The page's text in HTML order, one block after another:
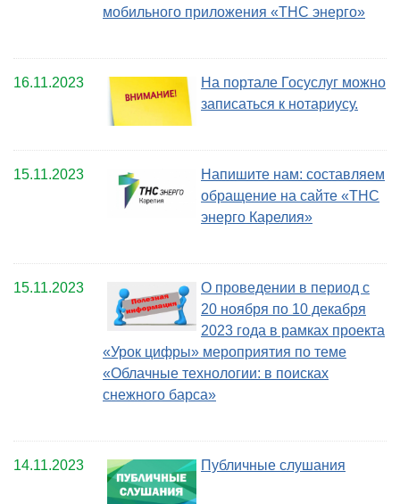
мобильного приложения «ТНС энерго»
16.11.2023
На портале Госуслуг можно
записаться к нотариусу.
15.11.2023
Напишите нам: составляем
обращение на сайте «ТНС
энерго Карелия»
15.11.2023
О проведении в период с
20 ноября по 10 декабря
2023 года в рамках проекта
«Урок цифры» мероприятия по теме
«Облачные технологии: в поисках
снежного барса»
14.11.2023 Публичные слушания